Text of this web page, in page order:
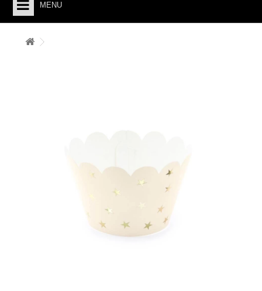
MENU
PODKŁADY /PRZEKŁADKI/WSPORNIKI/BANKETÓWKI